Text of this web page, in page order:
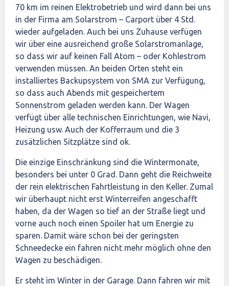
70 km im reinen Elektrobetrieb und wird dann bei uns
in der Firma am Solarstrom – Carport über 4 Std.
wieder aufgeladen. Auch bei uns Zuhause verfügen
wir über eine ausreichend große Solarstromanlage,
so dass wir auf keinen Fall Atom – oder Kohlestrom
verwenden müssen. An beiden Orten steht ein
installiertes Backupsystem von SMA zur Verfügung,
so dass auch Abends mit gespeichertem
Sonnenstrom geladen werden kann. Der Wagen
verfügt über alle technischen Einrichtungen, wie Navi,
Heizung usw. Auch der Kofferraum und die 3
zusätzlichen Sitzplätze sind ok.
Die einzige Einschränkung sind die Wintermonate,
besonders bei unter 0 Grad. Dann geht die Reichweite
der rein elektrischen Fahrtleistung in den Keller. Zumal
wir überhaupt nicht erst Winterreifen angeschafft
haben, da der Wagen so tief an der Straße liegt und
vorne auch noch einen Spoiler hat um Energie zu
sparen. Damit wäre schon bei der geringsten
Schneedecke ein fahren nicht mehr möglich ohne den
Wagen zu beschädigen.
Er steht im Winter in der Garage. Dann fahren wir mit